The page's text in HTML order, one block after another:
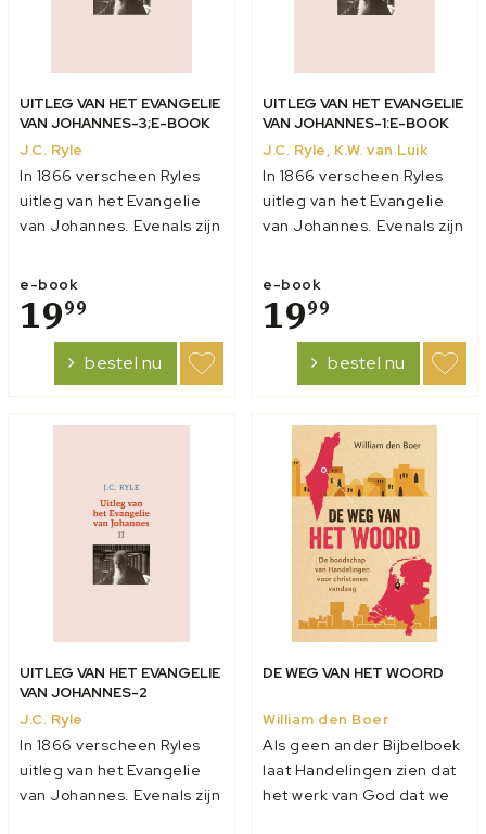
UITLEG VAN HET EVANGELIE
VAN JOHANNES-3;E-BOOK
J.C. Ryle
In 1866 verscheen Ryles
uitleg van het Evangelie
van Johannes. Evenals zijn
een omvangrijk werk. Ryle
voegde aan zijn
‘uitleggende gedachten’
‘verklarende noten’ toe.
Deze dienden 1. om licht
te werpen op mo...
e-book
1999
bestel nu
UITLEG VAN HET EVANGELIE
VAN JOHANNES-1:E-BOOK
J.C. Ryle, K.W. van Luik
In 1866 verscheen Ryles
uitleg van het Evangelie
van Johannes. Evenals zijn
een omvangrijk werk. Ryle
voegde aan zijn
‘uitleggende gedachten’
‘verklarende noten’ toe.
Deze dienden 1. om licht
te werpen op mo...
e-book
1999
bestel nu
UITLEG VAN HET EVANGELIE
VAN JOHANNES-2
J.C. Ryle
In 1866 verscheen Ryles
uitleg van het Evangelie
van Johannes. Evenals zijn
DE WEG VAN HET WOORD
William den Boer
Als geen ander Bijbelboek
laat Handelingen zien dat
het werk van God dat we